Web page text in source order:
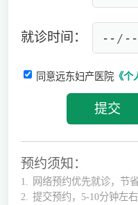
就诊时间：
同意远东妇产医院《个
预约须知：
1.
网络预约优先就诊，节
2.
提交预约，5-10分钟左